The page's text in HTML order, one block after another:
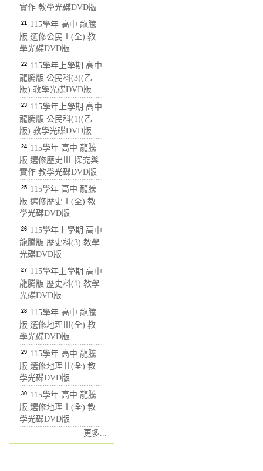
實作 教學光碟DVD版
21 115學年 高中 龍騰
版 選修公民Ⅰ(全) 教
學光碟DVD版
22 115學年上學期 高中
龍騰版 公民科(3)(乙
版) 教學光碟DVD版
23 115學年上學期 高中
龍騰版 公民科(1)(乙
版) 教學光碟DVD版
24 115學年 高中 龍騰
版 選修歷史Ⅲ-探究與
實作 教學光碟DVD版
25 115學年 高中 龍騰
版 選修歷史Ⅰ(全) 教
學光碟DVD版
26 115學年上學期 高中
龍騰版 歷史科(3) 教學
光碟DVD版
27 115學年上學期 高中
龍騰版 歷史科(1) 教學
光碟DVD版
28 115學年 高中 龍騰
版 選修地理Ⅲ(全) 教
學光碟DVD版
29 115學年 高中 龍騰
版 選修地理Ⅱ(全) 教
學光碟DVD版
30 115學年 高中 龍騰
版 選修地理Ⅰ(全) 教
學光碟DVD版
更多...